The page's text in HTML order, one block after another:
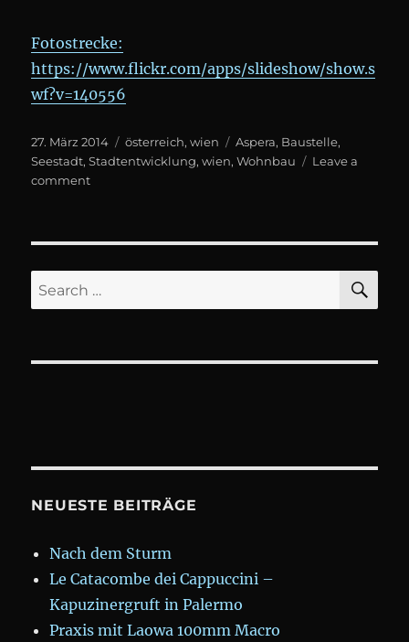
Fotostrecke:
https://www.flickr.com/apps/slideshow/show.s
wf?v=140556
Posted
on
27. März 2014 Categories
österreich,wien Tags
Aspera, Baustelle,
Seestadt,Stadtentwicklung,wien,Wohnbau
Leave a
commenton
Search
for:
NEUESTE BEITRÄGE
Nach dem Sturm
Le Catacombe dei Cappuccini –
Kapuzinergruft in Palermo
Praxis mit Laowa 100mm Macro